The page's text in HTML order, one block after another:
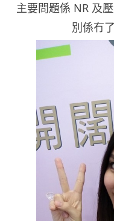
主要問題係 NR 及
別係冇